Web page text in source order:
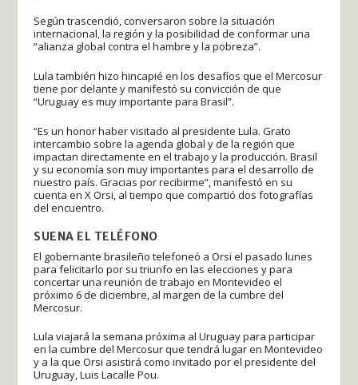
Según trascendió, conversaron sobre la situación
internacional, la región y la posibilidad de conformar una
“alianza global contra el hambre y la pobreza”.
Lula también hizo hincapié en los desafíos que el Mercosur
tiene por delante y manifestó su convicción de que
“Uruguay es muy importante para Brasil”.
“Es un honor haber visitado al presidente Lula. Grato
intercambio sobre la agenda global y de la región que
impactan directamente en el trabajo y la producción. Brasil
y su economía son muy importantes para el desarrollo de
nuestro país. Gracias por recibirme”, manifestó en su
cuenta en X Orsi, al tiempo que compartió dos fotografías
del encuentro.
SUENA EL TELÉFONO
El gobernante brasileño telefoneó a Orsi el pasado lunes
para felicitarlo por su triunfo en las elecciones y para
concertar una reunión de trabajo en Montevideo el
próximo 6 de diciembre, al margen de la cumbre del
Mercosur.
Lula viajará la semana próxima al Uruguay para participar
en la cumbre del Mercosur que tendrá lugar en Montevideo
y a la que Orsi asistirá como invitado por el presidente del
Uruguay, Luis Lacalle Pou.